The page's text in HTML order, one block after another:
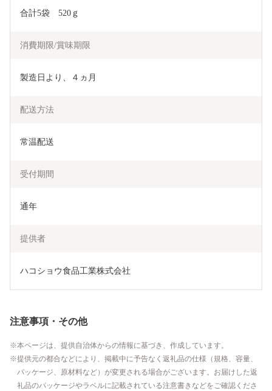
合計5袋　520ｇ
消費期限/賞味期限
製造日より、４ヵ月
配送方法
常温配送
受付期間
通年
提供者
ハコショウ食品工業株式会社
注意事項・その他
本ページは、提供自治体からの情報に基づき、作成しています。
提供元の都合などにより、掲載中に予告なく返礼品の仕様（規格、容量、
パッケージ、原材料など）が変更される場合がございます。お届けした返
礼品のパッケージやラベルに記載されている注意書きなどをご確認くださ